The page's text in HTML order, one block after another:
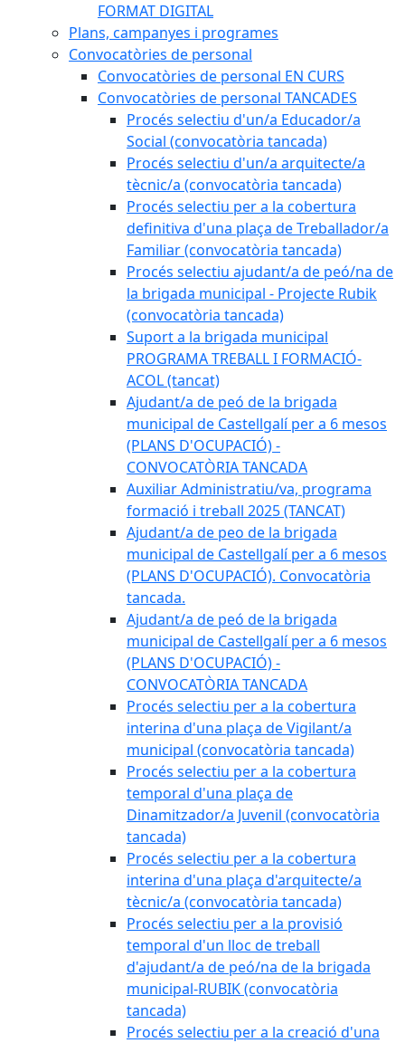
FORMAT DIGITAL
Plans, campanyes i programes
Convocatòries de personal
Convocatòries de personal EN CURS
Convocatòries de personal TANCADES
Procés selectiu d'un/a Educador/a
Social (convocatòria tancada)
Procés selectiu d'un/a arquitecte/a
tècnic/a (convocatòria tancada)
Procés selectiu per a la cobertura
definitiva d'una plaça de Treballador/a
Familiar (convocatòria tancada)
Procés selectiu ajudant/a de peó/na de
la brigada municipal - Projecte Rubik
(convocatòria tancada)
Suport a la brigada municipal
PROGRAMA TREBALL I FORMACIÓ-
ACOL (tancat)
Ajudant/a de peó de la brigada
municipal de Castellgalí per a 6 mesos
(PLANS D'OCUPACIÓ) -
CONVOCATÒRIA TANCADA
Auxiliar Administratiu/va, programa
formació i treball 2025 (TANCAT)
Ajudant/a de peo de la brigada
municipal de Castellgalí per a 6 mesos
(PLANS D'OCUPACIÓ). Convocatòria
tancada.
Ajudant/a de peó de la brigada
municipal de Castellgalí per a 6 mesos
(PLANS D'OCUPACIÓ) -
CONVOCATÒRIA TANCADA
Procés selectiu per a la cobertura
interina d'una plaça de Vigilant/a
municipal (convocatòria tancada)
Procés selectiu per a la cobertura
temporal d'una plaça de
Dinamitzador/a Juvenil (convocatòria
tancada)
Procés selectiu per a la cobertura
interina d'una plaça d'arquitecte/a
tècnic/a (convocatòria tancada)
Procés selectiu per a la provisió
temporal d'un lloc de treball
d'ajudant/a de peó/na de la brigada
municipal-RUBIK (convocatòria
tancada)
Procés selectiu per a la creació d'una